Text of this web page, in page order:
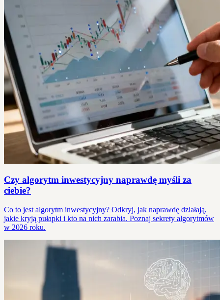
Czy algorytm inwestycyjny naprawdę myśli za
ciebie?
Co to jest algorytm inwestycyjny? Odkryj, jak naprawdę działają,
jakie kryją pułapki i kto na nich zarabia. Poznaj sekrety algorytmów
w 2026 roku.